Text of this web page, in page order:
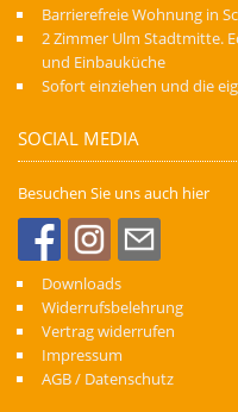
Barrierefreie Wohnung in
2 Zimmer Ulm Stadtmitte.
und Einbauküche
Sofort einziehen und die
SOCIAL MEDIA
Besuchen Sie uns auch hier
Downloads
Widerrufsbelehrung
Vertrag widerrufen
Impressum
AGB / Datenschutz